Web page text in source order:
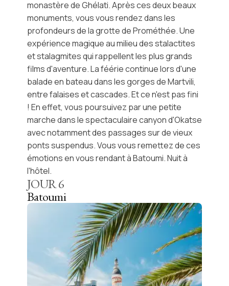
monastère de Ghélati. Après ces deux beaux
monuments, vous vous rendez dans les
profondeurs de lagrotte de Prométhée. Une
expérience magique au milieu des stalactites
et stalagmites qui rappellent les plus grands
films d'aventure. La féérie continue lors d'une
balade en bateau dans lesgorges de Martvili,
entre falaises et cascades. Et ce n'est pas fini
! En effet, vous poursuivez par une petite
marche dans le spectaculairecanyon d'Okatse
avec notamment des passages sur de vieux
ponts suspendus. Vous vous remettez de ces
émotions en vous rendant à Batoumi. Nuit à
l'hôtel.
JOUR6
Batoumi